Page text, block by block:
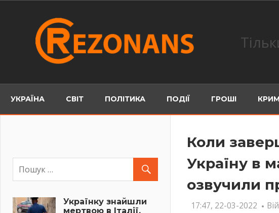
УКРАЇНА СВІТ ПОЛІТИКА ПОДІЇ ГРОШІ
Коли
Україну в
озвучили
17:47, 22-03-2022
Українку знайшли
мертвою в Італії.